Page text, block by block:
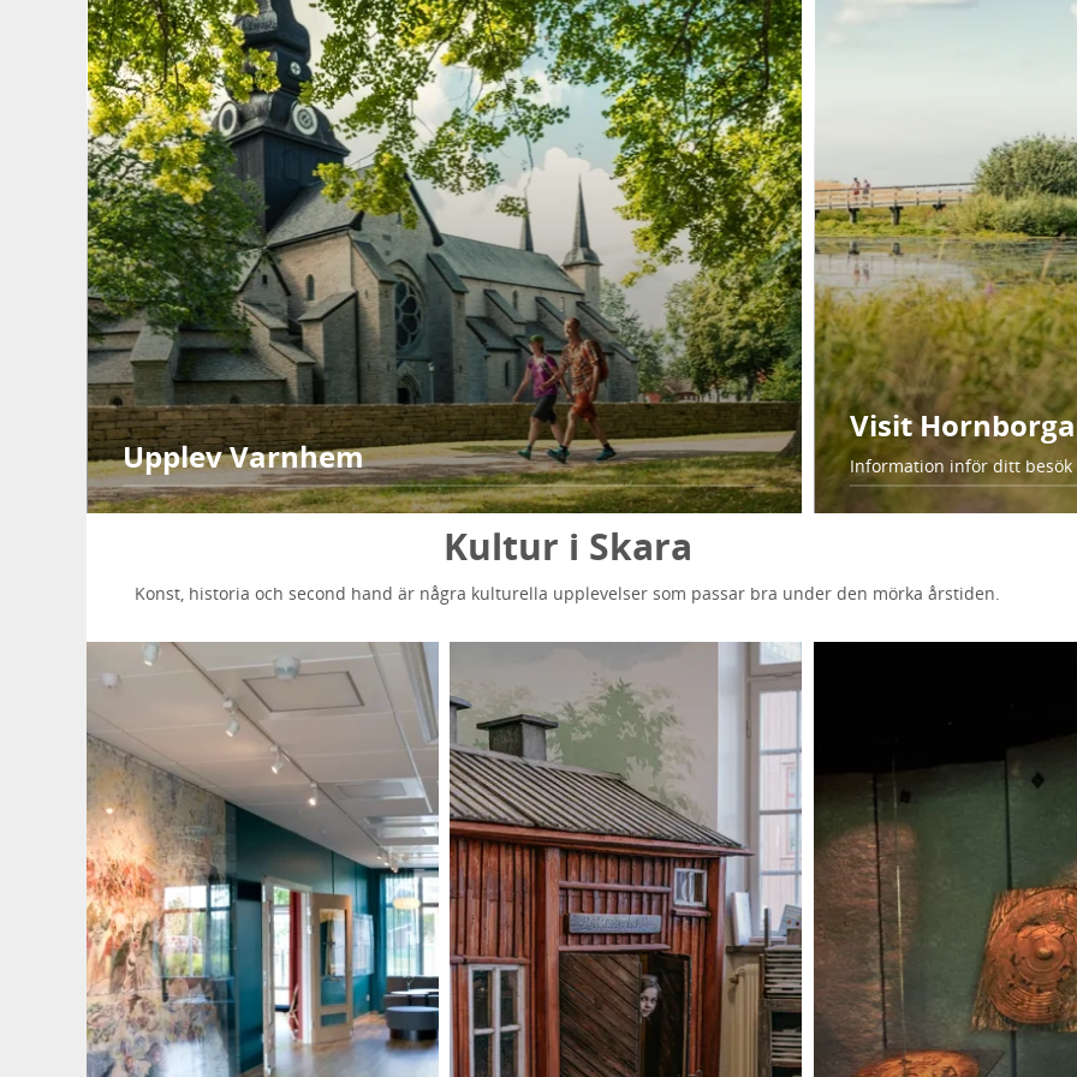
Upplev Varnhem
Visit
Information inför ditt besök
Kultur i Skara
Konst, historia och second hand är några kulturella upplevelser som passar bra under den mörka årstiden.